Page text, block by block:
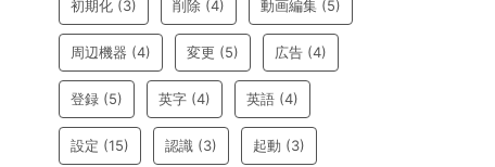
初期化 (3) 削除 (4) 動画編集 (5)
周辺機器 (4) 変更 (5) 広告 (4)
登録 (5) 英字 (4) 英語 (4)
設定 (15) 認識 (3) 起動 (3)